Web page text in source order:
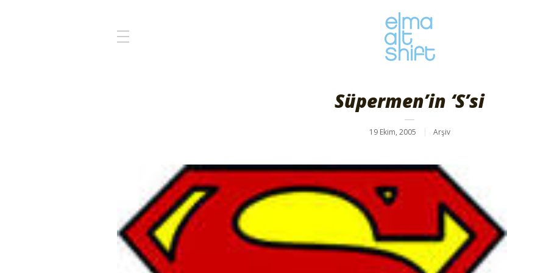
Süpermen’in ‘S’si
19 Ekim, 2005 Arşiv